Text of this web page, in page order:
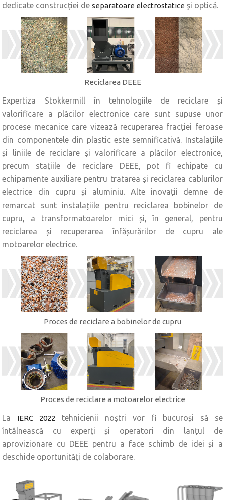
dedicate construcției deseparatoare electrostatice și optică.
Reciclarea DEEE
Expertiza Stokkermill în tehnologiile de reciclare și
valorificare a plăcilor electronice care sunt supuse unor
procese mecanice care vizează recuperarea fracției feroase
din componentele din plastic este semnificativă. Instalațiile
și liniile de reciclare și valorificare a plăcilor electronice,
precum stațiile de reciclare DEEE, pot fi echipate cu
echipamente auxiliare pentru tratarea și reciclarea cablurilor
electrice din cupru și aluminiu. Alte inovații demne de
remarcat sunt instalațiile pentru reciclarea bobinelor de
cupru, a transformatoarelor mici și, în general, pentru
reciclarea și recuperarea înfășurărilor de cupru ale
motoarelor electrice.
Proces de reciclare a bobinelor de cupru
Proces de reciclare a motoarelor electrice
La IERC 2022
tehnicienii noștri vor fi bucuroși să se
întâlnească cu experți și operatori din lanțul de
aprovizionare cu DEEE pentru a face schimb de idei și a
deschide oportunități de colaborare.